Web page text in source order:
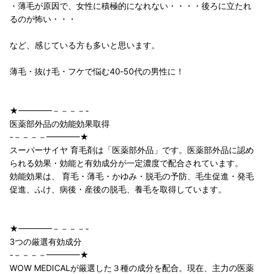
・薄毛が原因で、女性に積極的になれない・・・・後ろに立たれ
るのが怖い・・・
など、感じている方も多いと思います。
薄毛・抜け毛・フケで悩む40‐50代の男性に！
★━━━━－－－－-
医薬部外品の効能効果取得
-－－－－━━━━★
スーパーサイヤ 育毛剤は「医薬部外品」です。医薬部外品に認め
られる効果・効能と有効成分が一定濃度で配合されています。
効能効果は、 育毛・薄毛・かゆみ・脱毛の予防、毛生促進・発毛
促進、ふけ、病後・産後の脱毛、養毛を取得しています。
★━━━━－－－－-
3つの厳選有効成分
-－－－－━━━━★
WOW MEDICALが厳選した３種の成分を配合。現在、主力の医薬